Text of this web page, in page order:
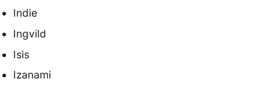
Indie
Ingvild
Isis
Izanami